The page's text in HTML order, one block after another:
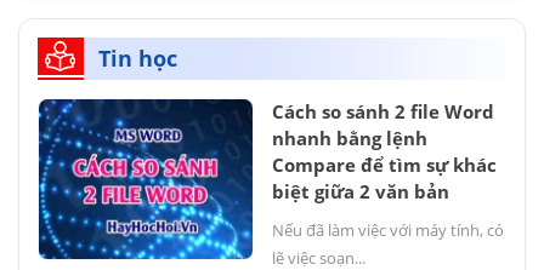
Tin học
Cách so sánh 2 file Word
nhanh bằng lệnh
Compare để tìm sự khác
biệt giữa 2 văn bản
Nếu đã làm việc với máy tính, có
lẽ việc soạn...